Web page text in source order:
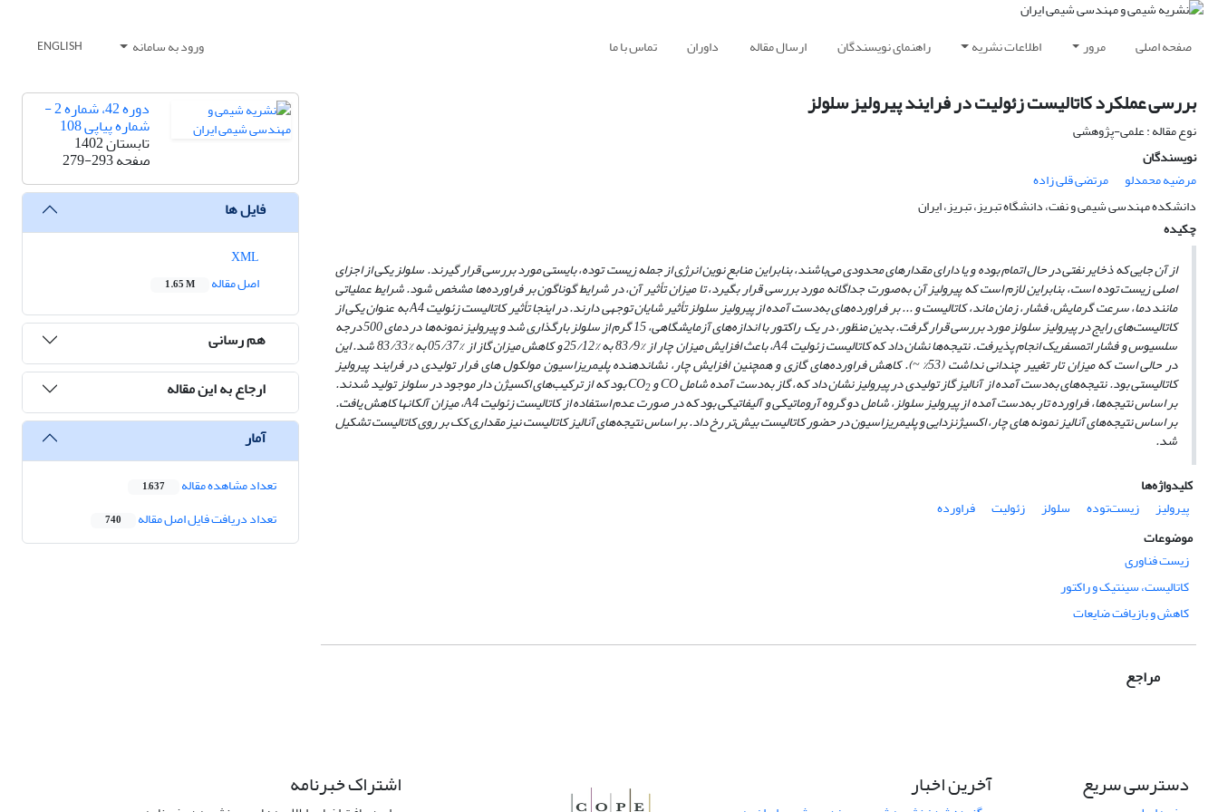
صفحه اصلی مرور اطلاعات نشریه راهنمای نویسندگان ارسال مقاله داوران تماس با ما ورود به سامانه ENGLISH
بررسی عملکرد کاتالیست زئولیت در فرایند پیرولیز سلولز
نوع مقاله : علمی-پژوهشی
نویسندگان
مرضیه محمدلو
مرتضی قلی زاده
دانشکده مهندسی شیمی و نفت، دانشگاه تبریز، تبریز، ایران
چکیده
از آن جایی که ذخایر نفتی در حال اتمام بوده و یا دارای مقدارهای محدودی می‌باشند، بنابراین منابع نوین انرژی از جمله زیست­ توده، بایستی مورد بررسی قرار گیرند. سلولز یکی از اجزای
اصلی زیست­ توده است،بنابراین لازم است که پیرولیز آن به‌صورت جداگانه مورد بررسی قرار بگیرد، تا میزان تأثیر آن، در شرایط گوناگون بر فراورده‌ها مشخص شود. شرایط عملیاتی
مانند دما، سرعت گرمایش، فشار، زمان ماند، کاتالیست و ... بر فراورده‌های به‌دست آمده از پیرولیز سلولز تأثیر شایان توجهی دارند. در اینجا تأثیر کاتالیست زئولیتA4به­عنوان یکی از
کاتالیست‌های رایج در پیرولیز سلولز مورد بررسی قرار گرفت. بدین منظور، در یک راکتور با اندازه‌های آزمایشگاهی، 15 گرم از سلولز بارگذاری شد و پیرولیز نمونه‌ها در دمای 500 درجه
سلسیوس و فشار اتمسفریک انجام پذیرفت. نتیجه‌ها نشان داد که کاتالیست زئولیتA4، باعث افزایش میزان چار از%83/9 به %25/12 و کاهش میزان گاز از % 05/37 به %83/33 شد. این
در حالی است که میزان تار تغییر چندانی نداشت (53% ~). کاهش فراورده‌های گازی و همچنین افزایش چار، نشان­دهنده­ پلیمریزاسیون مولکول های فرار تولیدی در فرایند پیرولیز
کاتالیستی بود. نتیجه‌های به‌دست آمده از آنالیز گاز تولیدی در پیرولیز نشان داد که، گاز به‌دست آمده شاملCOو CO2 بودکه از ترکیب‌های اکسیژن ­دار موجود در سلولز تولید شدند.
بر اساس نتیجه‌ها، فراورده تار به‌دست آمده از پیرولیز سلولز، شامل دو گروه آروماتیکی و آلیفاتیکی بود که در صورت عدم استفاده از کاتالیست زئولیتA4، میزان آلکان­ها کاهش یافت.
بر اساس نتیجه‌های آنالیز نمونه­ های چار، اکسیژن­زدایی و پلیمریزاسیون در حضور کاتالیست بیش‌تر رخ داد. بر اساس نتیجه‌های آنالیز کاتالیست نیز مقداری کک بر روی کاتالیست تشکیل
شد.
کلیدواژه‌ها
پیرولیز
زیست‌توده سلولز زئولیت
فراورده
موضوعات
زیست فناوری
کاتالیست، سینتیک و راکتور
کاهش و بازیافت ضایعات
مراجع
دوره 42، شماره 2 -
شماره پیاپی 108
تابستان 1402
صفحه279-293
فایل ها
اصل مقاله
1.65 M
هم رسانی
ارجاع به این مقاله
آمار
تعداد مشاهده مقاله 1,637
تعداد دریافت فایل اصل مقاله 740
دسترسی سریع آخرین اخبار اشتراک خبرنامه